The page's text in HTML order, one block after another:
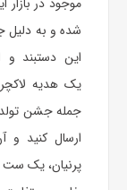
شده و به دلیل
این دستبند و
یکهدیه
جمله جشن
ارسال کنید و
پرنیان، یک ست